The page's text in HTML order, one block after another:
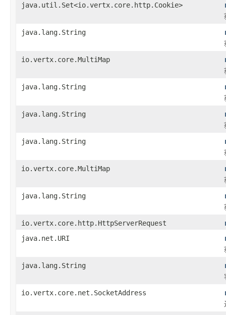
java.util.Set<io.vertx.core.http.Cookie>
java.lang.String
io.vertx.core.MultiMap
java.lang.String
java.lang.String
java.lang.String
io.vertx.core.MultiMap
java.lang.String
io.vertx.core.http.HttpServerRequest
java.net.URI
java.lang.String
io.vertx.core.net.SocketAddress